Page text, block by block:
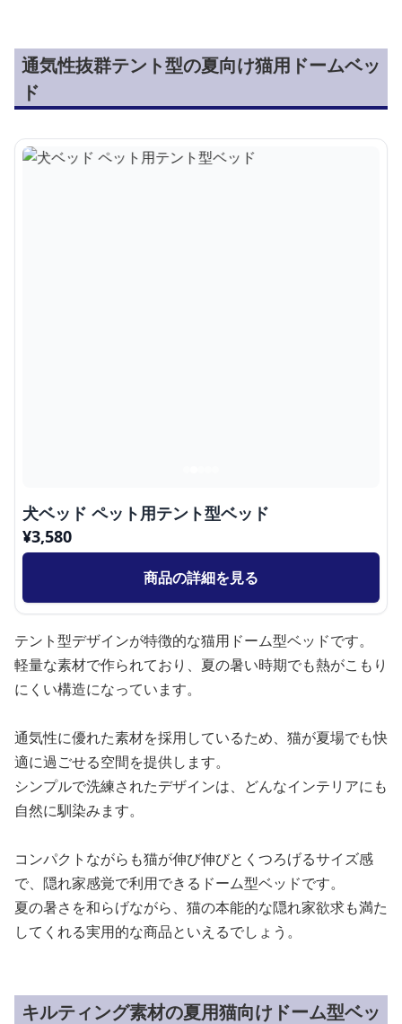
通気性抜群テント型の夏向け猫用ドームベッ
ド
犬ベッド ペット用テント型ベッド
¥3,580
商品の詳細を見る
テント型デザインが特徴的な猫用ドーム型ベッドです。
軽量な素材で作られており、夏の暑い時期でも熱がこもり
にくい構造になっています。
通気性に優れた素材を採用しているため、猫が夏場でも快
適に過ごせる空間を提供します。
シンプルで洗練されたデザインは、どんなインテリアにも
自然に馴染みます。
コンパクトながらも猫が伸び伸びとくつろげるサイズ感
で、隠れ家感覚で利用できるドーム型ベッドです。
夏の暑さを和らげながら、猫の本能的な隠れ家欲求も満た
してくれる実用的な商品といえるでしょう。
キルティング素材の夏用猫向けドーム型ベッ